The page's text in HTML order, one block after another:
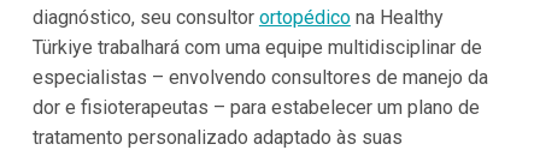
diagnóstico, seu consultor ortopédicona Healthy
Türkiye trabalhará com uma equipe multidisciplinar de
especialistas – envolvendo consultores de manejo da
dor e fisioterapeutas – para estabelecer um plano de
tratamento personalizado adaptado às suas